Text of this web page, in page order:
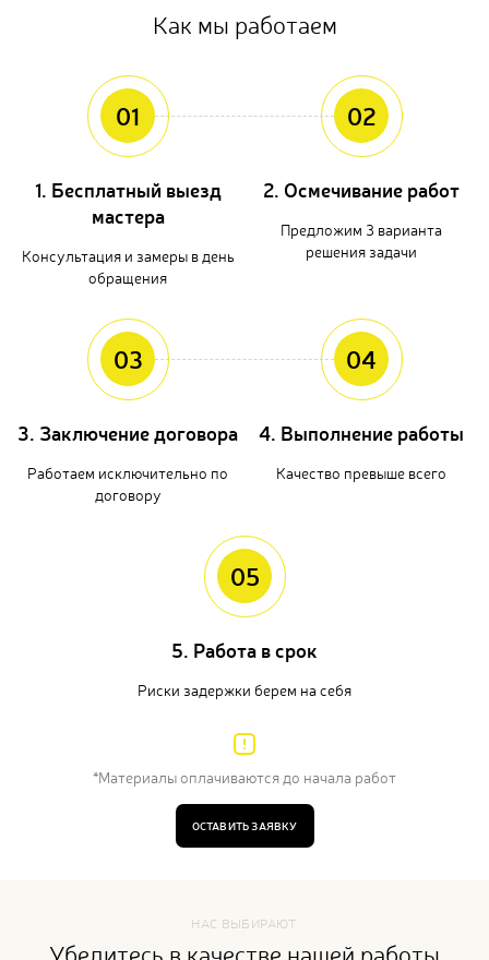
Как мы работаем
01
1. Бесплатный выезд
мастера
Консультация и замеры в день
обращения
02
2. Осмечивание работ
Предложим 3 варианта
решения задачи
03
3. Заключение договора
Работаем исключительно по
договору
04
4. Выполнение работы
Качество превыше всего
05
5. Работа в срок
Риски задержки берем на себя
*Материалы оплачиваются до начала работ
ОСТАВИТЬ ЗАЯВКУ
НАС ВЫБИРАЮТ
Убедитесь в качестве нашей работы